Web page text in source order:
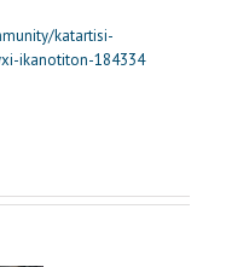
katartisi-
ikanotiton-184334